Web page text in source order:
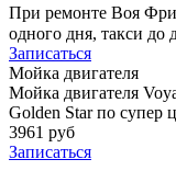
При ремонте Воя Фри
одного дня, такси до
Записаться
Мойка двигателя
Мойка двигателя
Golden Star по супер
3961 руб
Записаться